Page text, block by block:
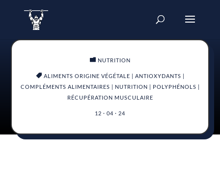
 NUTRITION
 ALIMENTS ORIGINE VÉGÉTALE | ANTIOXYDANTS |
COMPLÉMENTS ALIMENTAIRES | NUTRITION | POLYPHÉNOLS |
RÉCUPÉRATION MUSCULAIRE
12 · 04 · 24